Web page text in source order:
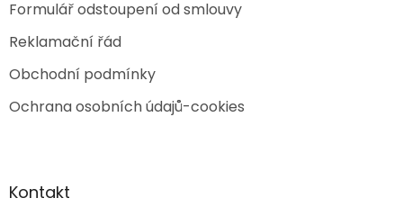
Formulář odstoupení od smlouvy
Reklamační řád
Obchodní podmínky
Ochrana osobních údajů-cookies
Kontakt